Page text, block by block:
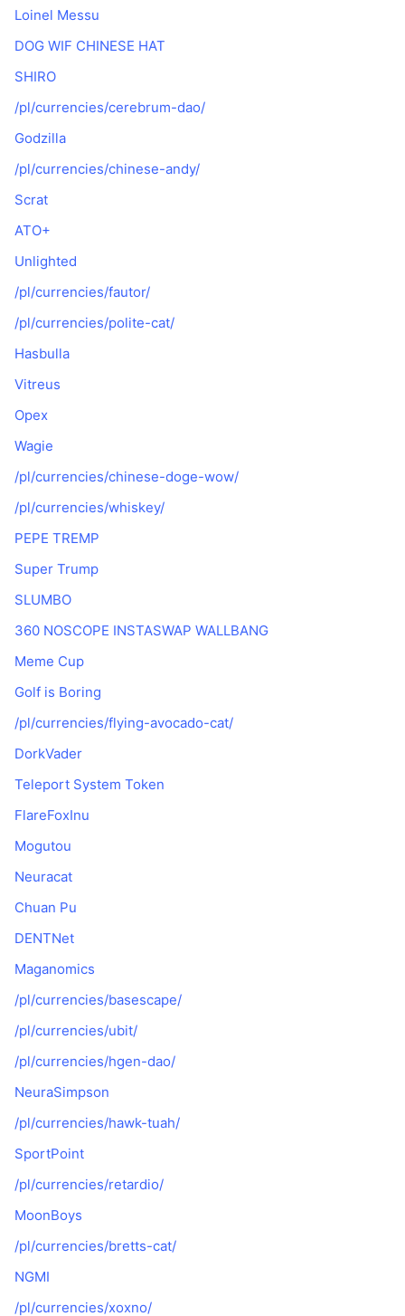
Loinel Messu
DOG WIF CHINESE HAT
SHIRO
/pl/currencies/cerebrum-dao/
Godzilla
/pl/currencies/chinese-andy/
Scrat
ATO+
Unlighted
/pl/currencies/fautor/
/pl/currencies/polite-cat/
Hasbulla
Vitreus
Opex
Wagie
/pl/currencies/chinese-doge-wow/
/pl/currencies/whiskey/
PEPE TREMP
Super Trump
SLUMBO
360 NOSCOPE INSTASWAP WALLBANG
Meme Cup
Golf is Boring
/pl/currencies/flying-avocado-cat/
DorkVader
Teleport System Token
FlareFoxInu
Mogutou
Neuracat
Chuan Pu
DENTNet
Maganomics
/pl/currencies/basescape/
/pl/currencies/ubit/
/pl/currencies/hgen-dao/
NeuraSimpson
/pl/currencies/hawk-tuah/
SportPoint
/pl/currencies/retardio/
MoonBoys
/pl/currencies/bretts-cat/
NGMI
/pl/currencies/xoxno/